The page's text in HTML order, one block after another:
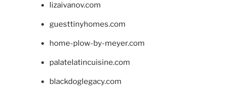
lizaivanov.com
guesttinyhomes.com
home-plow-by-meyer.com
palatelatincuisine.com
blackdoglegacy.com